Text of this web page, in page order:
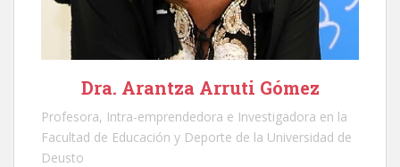
Dra. Arantza Arruti Gómez
Profesora, Intra-emprendedora e Investigadora en la
Facultad de Educación y Deporte de la Universidad de
Deusto